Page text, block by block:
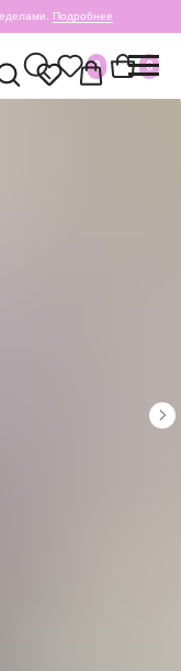
0 0
Подробнее